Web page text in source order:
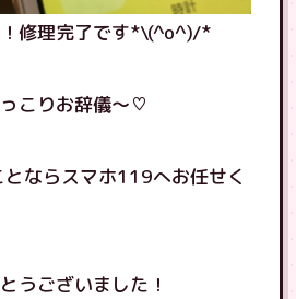
修理完了です*\(^o^)/*
こりお辞儀〜♡
ならスマホ119へお任せく
うございました！